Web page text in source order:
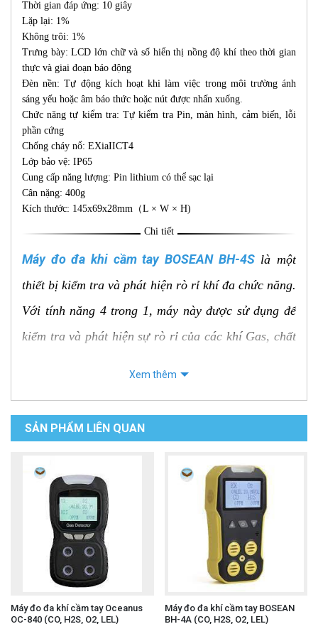
Thời gian đáp ứng: 10 giây
Lặp lại: 1%
Không trôi: 1%
Trưng bày: LCD lớn chữ và số hiển thị nồng độ khí theo thời gian
thực và giai đoạn báo động
Đèn nền: Tự động kích hoạt khi làm việc trong môi trường ánh
sáng yếu hoặc âm báo thức hoặc nút được nhấn xuống.
Chức năng tự kiểm tra: Tự kiểm tra Pin, màn hình, cảm biến, lỗi
phần cứng
Chống cháy nổ: EXiaIICT4
Lớp bảo vệ: IP65
Cung cấp năng lượng: Pin lithium có thể sạc lại
Cân nặng: 400g
Kích thước: 145x69x28mm（L × W × H)
Chi tiết
Máy đo đa khi cầm tay BOSEAN BH-4Slà một
thiết bị kiểm tra và phát hiện rò rỉ khí đa chức năng.
Với tính năng 4 trong 1, máy này được sử dụng để
kiểm tra và phát hiện sự rò rỉ của các khí Gas, chất
hiện liên tục và đồng thời các loại khí khác nhau với
độ chính xác cao, nhờ vào khả năng phát hiện hiện
tượng khuếch tán tự nhiên của chúng.
Máy đo đa khi cầm tay BOSEAN BH-4S
rộng rãi sử dụng trong các lĩnh vực liên quan đến
phòng chống cháy nổ và nguy cơ rò rỉ khí độc. Nó
được áp dụng trong các khu vực như kênh ngầm,
hầm ngầm, các khu công nghiệp mỏ để đo nồng độ
khí độc gây hại cho sức khỏe con người và ảnh
Xem thêm
SẢN PHẨM LIÊN QUAN
Máy đo đa khí cầm tay Oceanus
OC-840 (CO, H2S, O2, LEL)
Máy đo đa khí cầm tay BOSEAN
BH-4A (CO, H2S, O2, LEL)